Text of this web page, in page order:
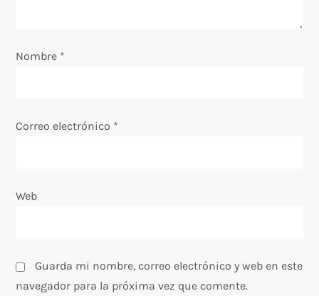
t
a
a
Nombre *
Correo electrónico *
Web
Guarda mi nombre, correo electrónico y web en este
navegador para la próxima vez que comente.